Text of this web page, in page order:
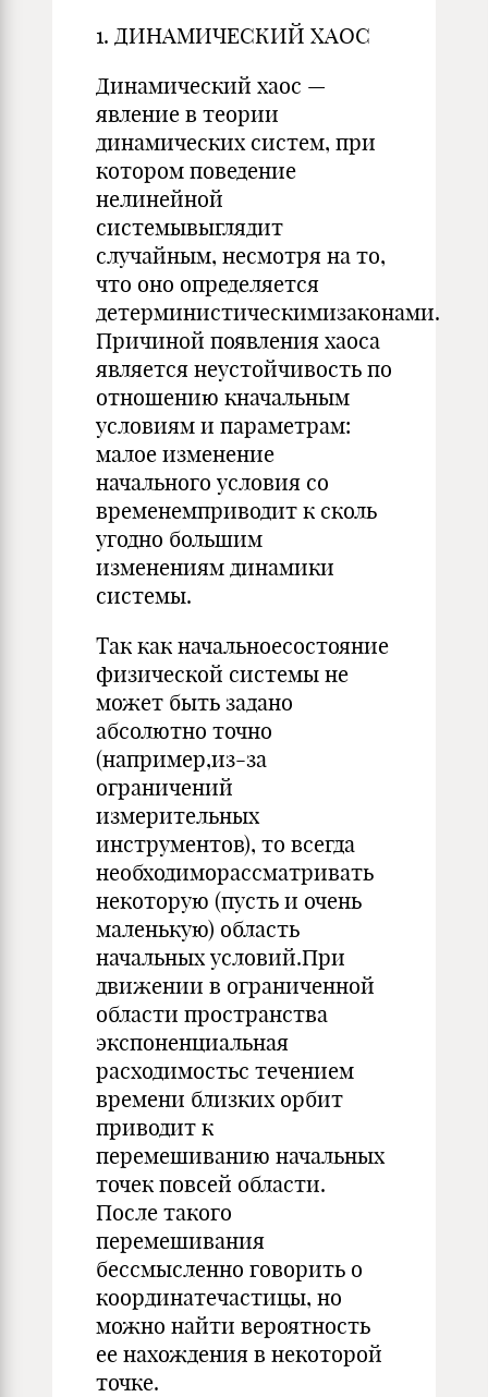
1. ДИНАМИЧЕСКИЙ ХАОС
Динамический хаос —
явление в теории
динамических систем, при
котором поведение
нелинейной
системывыглядит
случайным, несмотря на то,
что оно определяется
детерминистическимизаконами.
Причиной появления хаоса
является неустойчивость по
отношению кначальным
условиям и параметрам:
малое изменение
начального условия со
временемприводит к сколь
угодно большим
изменениям динамики
системы.
Так как начальноесостояние
физической системы не
может быть задано
абсолютно точно
(например,из-за
ограничений
измерительных
инструментов), то всегда
необходиморассматривать
некоторую (пусть и очень
маленькую) область
начальных условий.При
движении в ограниченной
области пространства
экспоненциальная
расходимостьс течением
времени близких орбит
приводит к
перемешиванию начальных
точек повсей области.
После такого
перемешивания
бессмысленно говорить о
координатечастицы, но
можно найти вероятность
ее нахождения в некоторой
точке.